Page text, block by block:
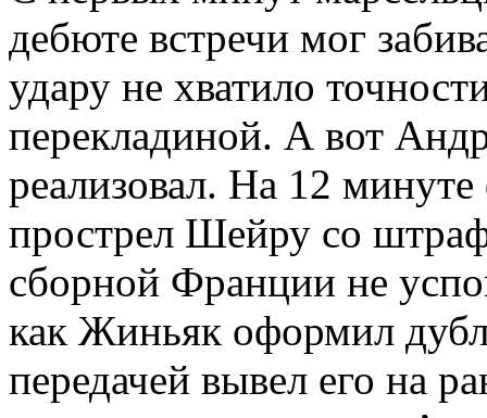
дебюте встречи мог
удару не хватило
перекладиной. А вот
реализовал. На 12
прострел Шейру со
сборной Франции не
как Жиньяк оформил
передачей вывел его на